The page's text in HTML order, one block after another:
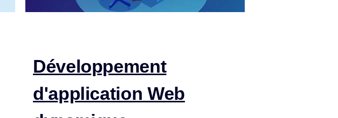
Développement
d'application Web